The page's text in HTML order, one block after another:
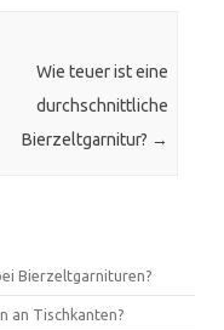
Wie teuer ist eine
durchschnittliche
Bierzeltgarnitur? →
Bierzeltgarnituren?
an Tischkanten?